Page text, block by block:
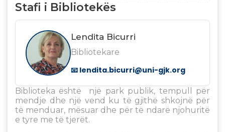
Stafi i Bibliotekës
Lendita Bicurri
Bibliotekare
📧 lendita.bicurri@uni-gjk.org
Biblioteka është një park publik, tempull për
mendje dhe një vend ku të gjithë shkojnë për
të menduar, mësuar dhe për të ndarë njohuritë
e tyre me të tjerët.